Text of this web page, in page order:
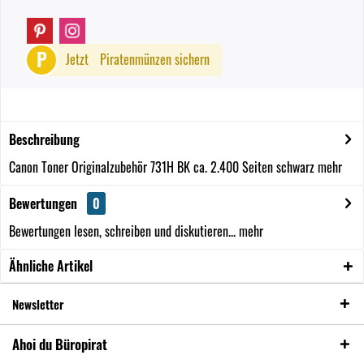
P Jetzt Piratenmünzen sichern
Beschreibung
Canon Toner Originalzubehör 731H BK ca. 2.400 Seiten schwarzmehr
Bewertungen
0
Bewertungen lesen, schreiben und diskutieren...mehr
Ähnliche Artikel
Newsletter
Ahoi du Büropirat